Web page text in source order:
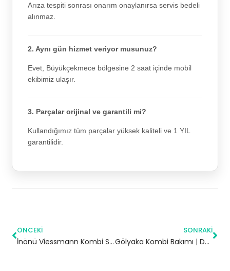
Arıza tespiti sonrası onarım onaylanırsa servis bedeli
alınmaz.
2. Aynı gün hizmet veriyor musunuz?
Evet, Büyükçekmece bölgesine 2 saat içinde mobil
ekibimiz ulaşır.
3. Parçalar orijinal ve garantili mi?
Kullandığımız tüm parçalar yüksek kaliteli ve 1 YIL
garantilidir.
ÖNCEKI
İnönü Viessmann Kombi Servisi – Bağcılar Yetkili Servis
SONRAKI
Gölyaka Kombi Bakımı | Düzce